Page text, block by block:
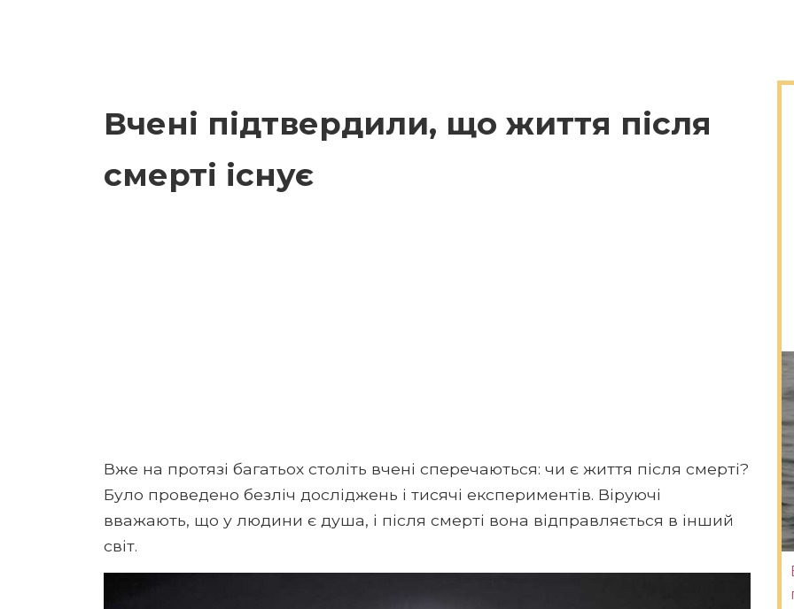
Вчені підтвердили, що життя після
смерті існує
Вже на протязі багатьох століть вчені сперечаються: чи є життя після смерті?
Було проведено безліч досліджень і тисячі експериментів. Віруючі
вважають, що у людини є душа, і після смерті вона відправляється в інший
світ.